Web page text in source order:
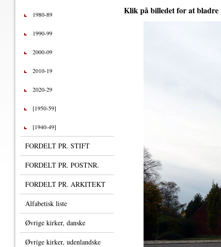
1980-89
1990-99
2000-09
2010-19
2020-29
[1950-59]
[1940-49]
FORDELT PR. STIFT
FORDELT PR. POSTNR.
FORDELT PR. ARKITEKT
Alfabetisk liste
Øvrige kirker, danske
Øvrige kirker, udenlandske
Klik på billedet for at bladre